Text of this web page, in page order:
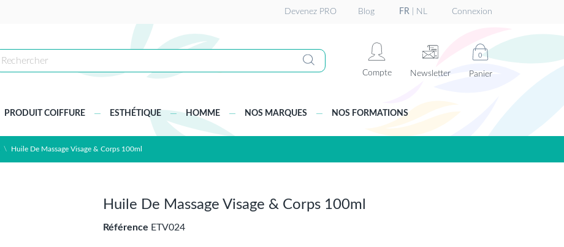
FR NL
Devenez PRO Blog Connexion
Compte Newsletter
0
Panier
PRODUIT COIFFURE ESTHÉTIQUE HOMME NOS MARQUES NOS FORMATIONS
Huile De Massage Visage & Corps 100ml
Huile De Massage Visage & Corps 100ml
Référence ETV024